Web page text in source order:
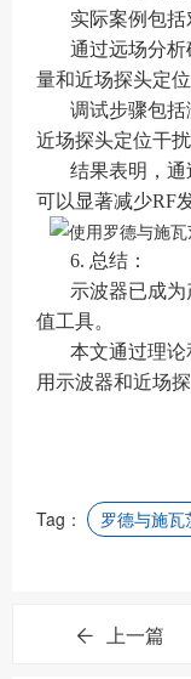
实际案例包括
通过远场分析
量和近场探头定位
调试步骤包括
近场探头定位干
结果表明，
可以显著减少RF
6. 总结：
示波器已成
值工具。
本文通过理
用示波器和近场
Tag： 罗德与施瓦
上一篇